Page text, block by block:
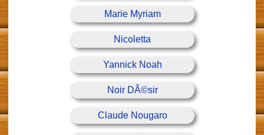
Marie Myriam
Nicoletta
Yannick Noah
Noir DÃ©sir
Claude Nougaro